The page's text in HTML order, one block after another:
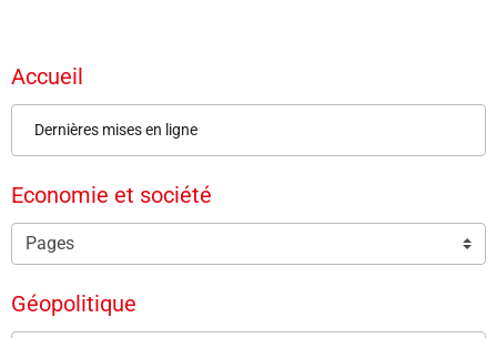
Accueil
Dernières mises en ligne
Economie et société
Géopolitique